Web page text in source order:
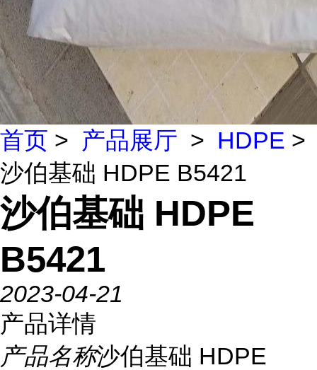
首页 > 产品展厅 > HDPE >
沙伯基础 HDPE B5421
沙伯基础 HDPE
B5421
2023-04-21
产品详情
产品名称沙伯基础 HDPE